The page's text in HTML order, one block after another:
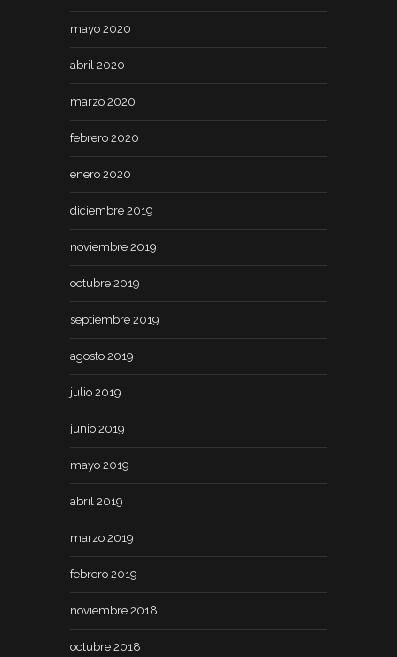
mayo 2020
abril 2020
marzo 2020
febrero 2020
enero 2020
diciembre 2019
noviembre 2019
octubre 2019
septiembre 2019
agosto 2019
julio 2019
junio 2019
mayo 2019
abril 2019
marzo 2019
febrero 2019
noviembre 2018
octubre 2018